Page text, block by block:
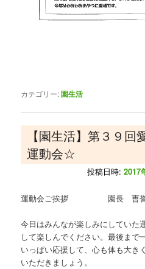
カテゴリー:園生活
【園生活】第３９回
運動会☆
投稿日時: 2017
運動会ご挨拶 園長 曺
今日はみんなが楽しみにしていた
して楽しんでください。最後まで
いっぱい応援して、心も体も大き
いただきましょう。